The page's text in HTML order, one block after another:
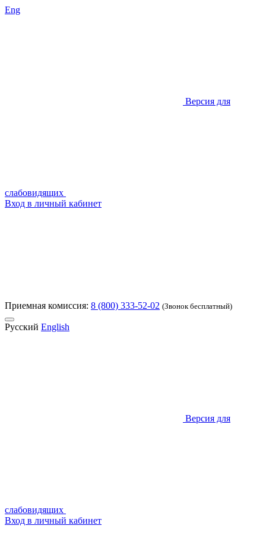
Eng
Версия для
слабовидящих
Вход в личный кабинет
Приемная комиссия: 8 (800) 333-52-02 (Звонок бесплатный)
Русский English
Версия для
слабовидящих
Вход в личный кабинет